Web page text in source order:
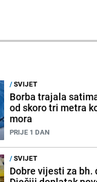
/SVIJET
Borba trajala
od skoro tri metra
mora
PRIJE 1 DAN
/SVIJET
Dobre vijesti za